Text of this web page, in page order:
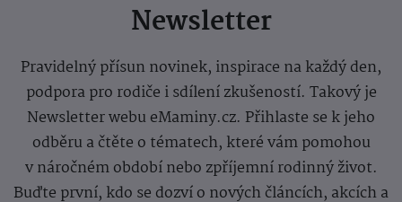
Newsletter
Pravidelný přísun novinek, inspirace na každý den,
podpora pro rodiče i sdílení zkušeností. Takový je
Newsletter webu eMaminy.cz. Přihlaste se k jeho
odběru a čtěte o tématech, které vám pomohou
v náročném období nebo zpříjemní rodinný život.
Buďte první, kdo se dozví o nových článcích, akcích a